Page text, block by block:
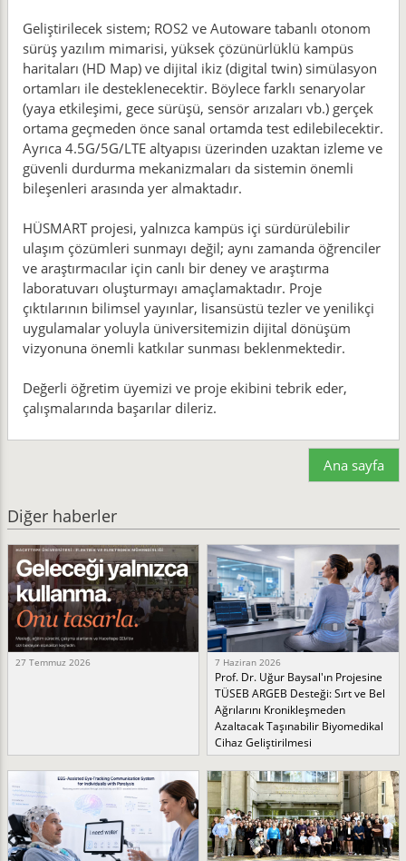
Geliştirilecek sistem; ROS2 ve Autoware tabanlı otonom
sürüş yazılım mimarisi, yüksek çözünürlüklü kampüs
haritaları (HD Map) ve dijital ikiz (digital twin) simülasyon
ortamları ile desteklenecektir. Böylece farklı senaryolar
(yaya etkileşimi, gece sürüşü, sensör arızaları vb.) gerçek
ortama geçmeden önce sanal ortamda test edilebilecektir.
Ayrıca 4.5G/5G/LTE altyapısı üzerinden uzaktan izleme ve
güvenli durdurma mekanizmaları da sistemin önemli
bileşenleri arasında yer almaktadır.
HÜSMART projesi, yalnızca kampüs içi sürdürülebilir
ulaşım çözümleri sunmayı değil; aynı zamanda öğrenciler
ve araştırmacılar için canlı bir deney ve araştırma
laboratuvarı oluşturmayı amaçlamaktadır. Proje
çıktılarının bilimsel yayınlar, lisansüstü tezler ve yenilikçi
uygulamalar yoluyla üniversitemizin dijital dönüşüm
vizyonuna önemli katkılar sunması beklenmektedir.
Değerli öğretim üyemizi ve proje ekibini tebrik eder,
çalışmalarında başarılar dileriz.
Ana sayfa
Diğer haberler
27 Temmuz 2026 7 Haziran 2026
Prof. Dr. Uğur Baysal'ın Projesine
TÜSEB ARGEB Desteği: Sırt ve Bel
Ağrılarını Kronikleşmeden
Azaltacak Taşınabilir Biyomedikal
Cihaz Geliştirilmesi